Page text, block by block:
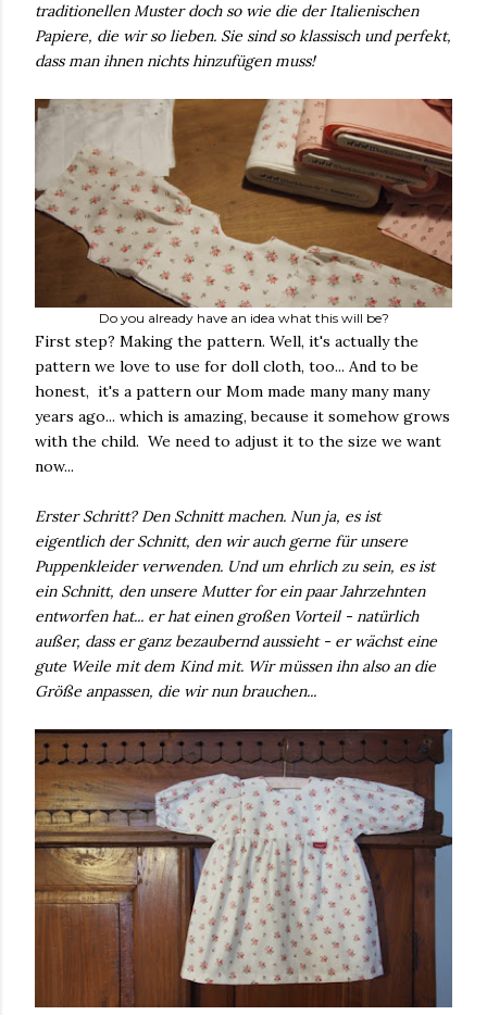
traditionellen Muster doch so wie die der Italienischen
Papiere, die wir so lieben. Sie sind so klassisch und perfekt,
dass man ihnen nichts hinzufügen muss!
Do you already have an idea what this will be?
First step? Making the pattern. Well, it's actually the
pattern we love to use for doll cloth, too... And to be
honest, it's a pattern our Mom made many many many
years ago... which is amazing, because it somehow grows
with the child. We need to adjust it to the size we want
now...
Erster Schritt? Den Schnitt machen. Nun ja, es ist
eigentlich der Schnitt, den wir auch gerne für unsere
Puppenkleider verwenden. Und um ehrlich zu sein, es ist
ein Schnitt, den unsere Mutter for ein paar Jahrzehnten
entworfen hat... er hat einen großen Vorteil - natürlich
außer, dass er ganz bezaubernd aussieht - er wächst eine
gute Weile mit dem Kind mit. Wir müssen ihn also an die
Größe anpassen, die wir nun brauchen...